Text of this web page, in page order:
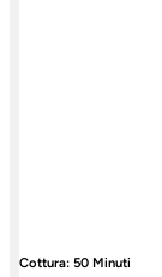
Cottura: 50 Minuti